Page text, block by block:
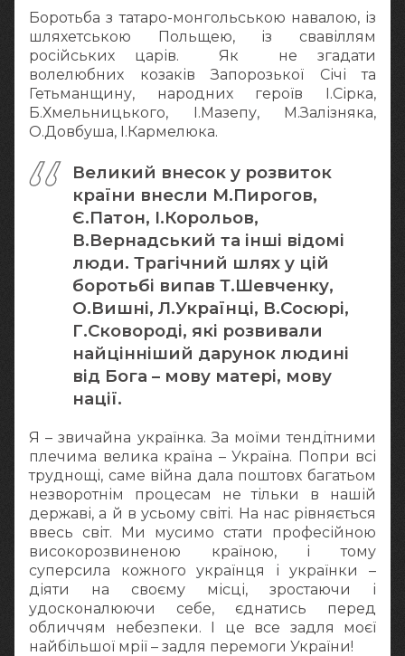
Боротьба з татаро-монгольською навалою, із
шляхетською Польщею, із свавіллям
російських царів. Як не згадати
волелюбних козаків Запорозької Січі та
Гетьманщину, народних героїв І.Сірка,
Б.Хмельницького, І.Мазепу, М.Залізняка,
О.Довбуша, І.Кармелюка.
Великий внесок у розвиток
країни внесли М.Пирогов,
Є.Патон, І.Корольов,
В.Вернадський та інші відомі
люди. Трагічний шлях у цій
боротьбі випав Т.Шевченку,
О.Вишні, Л.Українці, В.Сосюрі,
Г.Сковороді, які розвивали
найцінніший дарунок людині
від Бога – мову матері, мову
нації.
Я – звичайна українка. За моїми тендітними
плечима велика країна – Україна. Попри всі
труднощі, саме війна дала поштовх багатьом
незворотнім процесам не тільки в нашій
державі, а й в усьому світі. На нас рівняється
ввесь світ. Ми мусимо стати професійною
високорозвиненою країною, і тому
суперсила кожного українця і українки –
діяти на своєму місці, зростаючи і
удосконалюючи себе, єднатись перед
обличчям небезпеки. І це все задля моєї
найбільшої мрії – задля перемоги України!